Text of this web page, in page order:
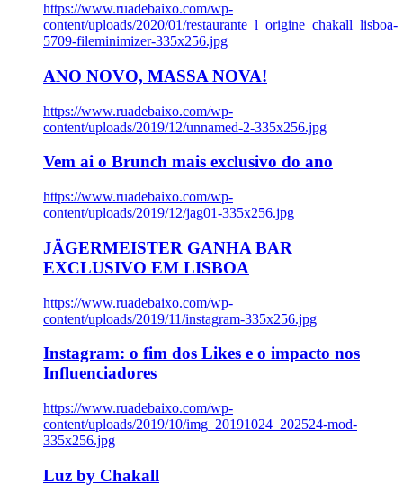
https://www.ruadebaixo.com/wp-
content/uploads/2020/01/restaurante_l_origine_chakall_lisboa-
5709-fileminimizer-335x256.jpg
ANO NOVO, MASSA NOVA!
https://www.ruadebaixo.com/wp-
content/uploads/2019/12/unnamed-2-335x256.jpg
Vem ai o Brunch mais exclusivo do ano
https://www.ruadebaixo.com/wp-
content/uploads/2019/12/jag01-335x256.jpg
JÄGERMEISTER GANHA BAR
EXCLUSIVO EM LISBOA
https://www.ruadebaixo.com/wp-
content/uploads/2019/11/instagram-335x256.jpg
Instagram: o fim dos Likes e o impacto nos
Influenciadores
https://www.ruadebaixo.com/wp-
content/uploads/2019/10/img_20191024_202524-mod-
335x256.jpg
Luz by Chakall